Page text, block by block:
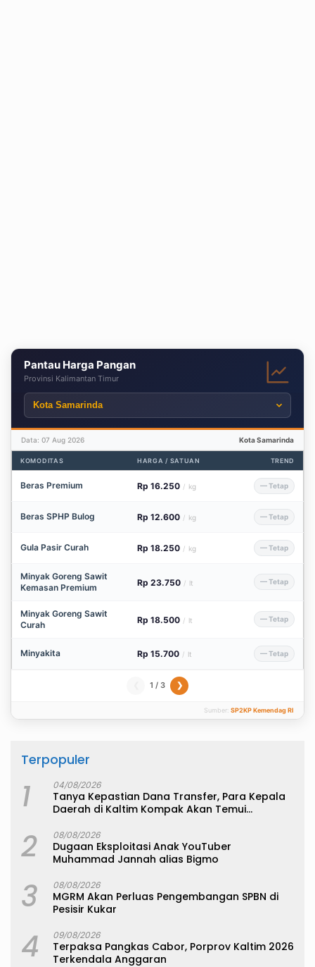
Pantau Harga Pangan
Provinsi Kalimantan Timur
Data: 07 Aug 2026 Kota Samarinda
KOMODITAS HARGA / SATUAN TREND
Beras Premium Rp 16.250 / kg — Tetap
Beras SPHP Bulog Rp 12.600 / kg — Tetap
Gula Pasir Curah Rp 18.250 / kg — Tetap
Minyak Goreng Sawit
Kemasan Premium
Rp 23.750 / lt — Tetap
Minyak Goreng Sawit
Curah
Rp 18.500 / lt — Tetap
Minyakita Rp 15.700 / lt — Tetap
1 / 3 ❯
Sumber: SP2KP Kemendag RI
Terpopuler
1 04/08/2026
Tanya Kepastian Dana Transfer, Para Kepala
Daerah di Kaltim Kompak Akan Temui
2 08/08/2026
Dugaan Eksploitasi Anak YouTuber
Muhammad Jannah alias Bigmo
3 08/08/2026
MGRM Akan Perluas Pengembangan SPBN di
Pesisir Kukar
4 09/08/2026
Terpaksa Pangkas Cabor, Porprov Kaltim 2026
Terkendala Anggaran